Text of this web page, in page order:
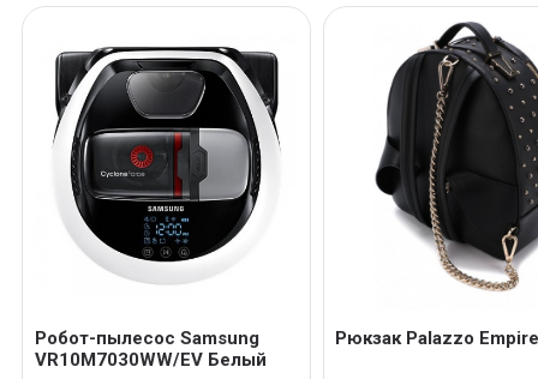
Робот-пылесос Samsung
VR10M7030WW/EV Белый
Рюкзак Palazzo